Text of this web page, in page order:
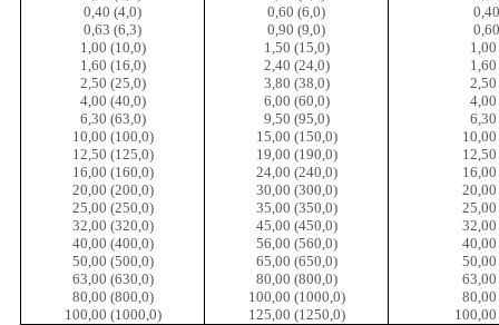
0,40 (4,0)
0,60 (6,0)
0,63 (6,3)
0,90 (9,0)
1,00 (10,0)
1,50 (15,0)
1,60 (16,0)
2,40 (24,0)
2,50 (25,0)
3,80 (38,0)
4,00 (40,0)
6,00 (60,0)
6,30 (63,0)
9,50 (95,0)
10,00 (100,0)
15,00 (150,0)
12,50 (125,0)
19,00 (190,0)
16,00 (160,0)
24,00 (240,0)
20,00 (200,0)
30,00 (300,0)
25,00 (250,0)
35,00 (350,0)
32,00 (320,0)
45,00 (450,0)
40,00 (400,0)
56,00 (560,0)
50,00 (500,0)
65,00 (650,0)
63,00 (630,0)
80,00 (800,0)
80,00 (800,0)
100,00 (1000,0)
100,00 (1000,0)
125,00 (1250,0)